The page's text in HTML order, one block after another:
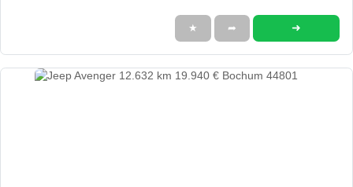
★ ➦ ➜